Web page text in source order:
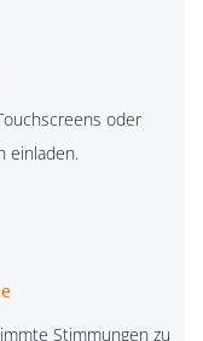
oder
einladen.
Stimmungen zu